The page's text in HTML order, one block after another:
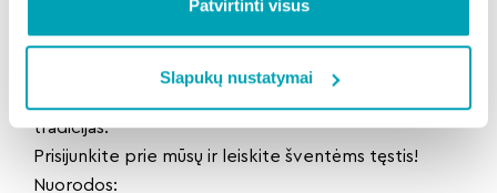
Patvirtinti visus
Slapukų nustatymai
pabėgti nuo šventinio šurmulio, bet ir aktyviai
praleisti laiką su šeima ir draugais. Pasirinkę žygį
gamtoje, galėsite pasimėgauti grynu oru, pasidžiaugti
tradicijas.
Prisijunkite prie mūsų ir leiskite šventėms tęstis!
Nuorodos: